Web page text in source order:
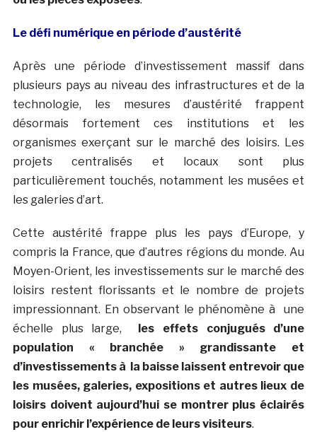
Le défi numérique en période d’austérité
Après une période d’investissement massif dans
plusieurs pays au niveau des infrastructures et de la
technologie, les mesures d’austérité frappent
désormais fortement ces institutions et les
organismes exerçant sur le marché des loisirs. Les
projets centralisés et locaux sont plus
particulièrement touchés, notamment les musées et
les galeries d’art.
Cette austérité frappe plus les pays d’Europe, y
compris la France, que d’autres régions du monde. Au
Moyen-Orient, les investissements sur le marché des
loisirs restent florissants et le nombre de projets
impressionnant. En observant le phénomène à une
échelle plus large, les effets conjugués d’une
population « branchée » grandissante et
d’investissements à la baisse laissent entrevoir que
les musées, galeries, expositions et autres lieux de
loisirs doivent aujourd’hui se montrer plus éclairés
pour enrichir l’expérience de leurs visiteurs.